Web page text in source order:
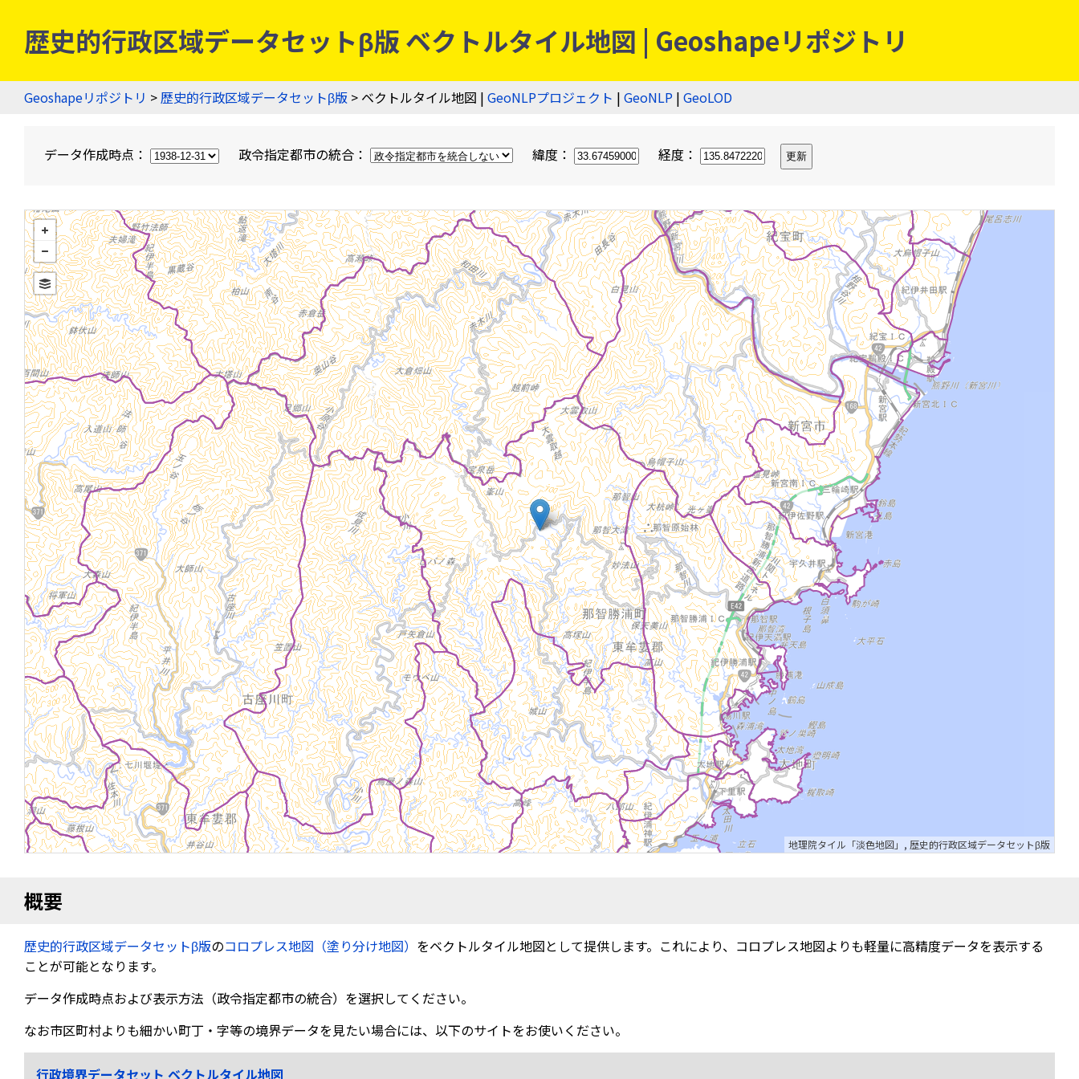
歴史的行政区域データセットβ版 ベクトルタイル地図 | Geoshapeリポジトリ
Geoshapeリポジトリ >歴史的行政区域データセットβ版 > ベクトルタイル地図 | GeoNLPプロジェクト | GeoNLP | GeoLOD
データ作成時点： 政令指定都市の統合： 緯度： 経度：
地理院タイル「淡色地図」 , 歴史的行政区域データセットβ版
概要
歴史的行政区域データセットβ版のコロプレス地図（塗り分け地図） をベクトルタイル地図として提供します。これにより、コロプレス地図よりも軽量に高精度データを表示する
ことが可能となります。
データ作成時点および表示方法（政令指定都市の統合）を選択してください。
なお市区町村よりも細かい町丁・字等の境界データを見たい場合には、以下のサイトをお使いください。
行政境界データセット ベクトルタイル地図